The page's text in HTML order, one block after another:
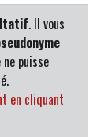
. Il vous
puisse
en cliquant